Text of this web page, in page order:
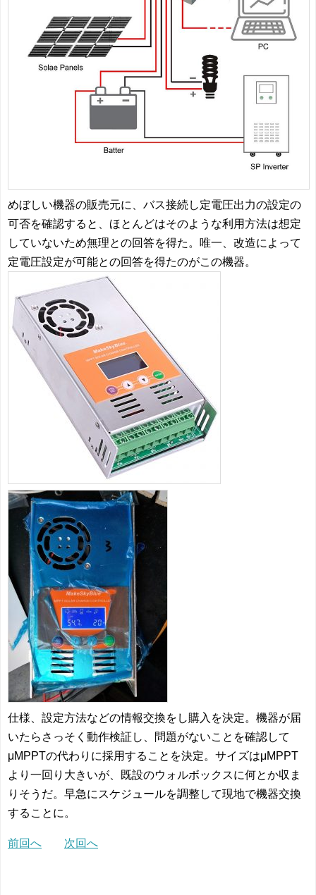
めぼしい機器の販売元に、バス接続し定電圧出力の設定の
可否を確認すると、ほとんどはそのような利用方法は想定
していないため無理との回答を得た。唯一、改造によって
定電圧設定が可能との回答を得たのがこの機器。
仕様、設定方法などの情報交換をし購入を決定。機器が届
いたらさっそく動作検証し、問題がないことを確認して
μMPPTの代わりに採用することを決定。サイズはμMPPT
より一回り大きいが、既設のウォルボックスに何とか収ま
りそうだ。早急にスケジュールを調整して現地で機器交換
することに。
前回へ 次回へ